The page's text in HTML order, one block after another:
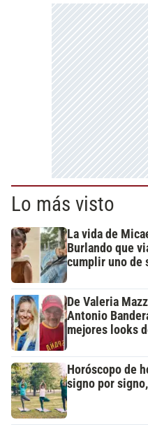
Lo más visto
La vida de
Burlando que
cumplir uno de
De Valeria
Antonio
mejores looks
Horóscopo de
signo por